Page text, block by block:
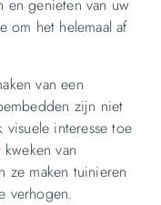
en genieten van uw
om het helemaal af
van een
zijn niet
interesse toe
van
ze maken tuinieren
verhogen.